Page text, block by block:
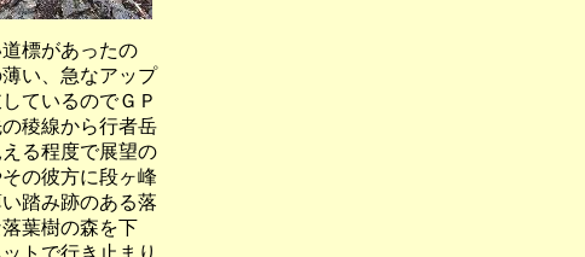
標があったの
い、急なアップ
ているのでＧＰ
稜線から行者岳
る程度で展望の
の彼方に段ヶ峰
踏み跡のある落
葉樹の森を下
トで行き止まり